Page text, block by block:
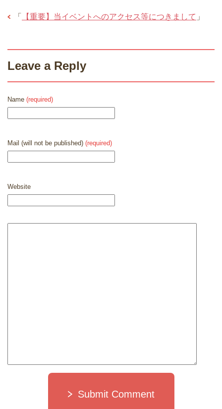
「 【重要】当イベントへのアクセス等につきまして 」
Leave a Reply
Name (required)
Mail (will not be published) (required)
Website
Submit Comment